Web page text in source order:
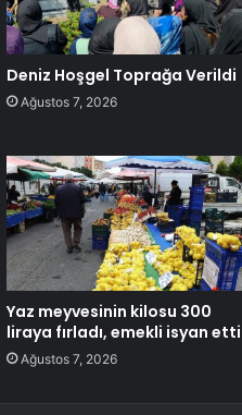
Deniz Hoşgel Toprağa Verildi
Ağustos 7, 2026
Yaz meyvesinin kilosu 300
liraya fırladı, emekli isyan etti
Ağustos 7, 2026